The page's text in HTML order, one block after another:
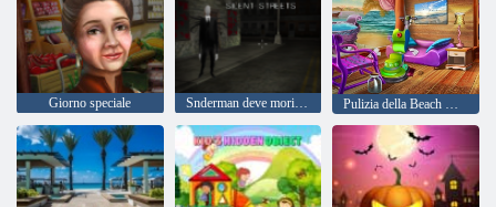
Giorno speciale Snderman deve morire: strade silenziose Pulizia della Beach House